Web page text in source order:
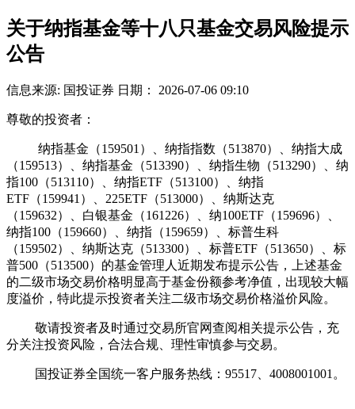
关于纳指基金等十八只基金交易风险提示
公告
信息来源: 国投证券 日期： 2026-07-06 09:10
尊敬的投资者：
纳指基金（159501）、纳指指数（513870）、纳指大成
（159513）、纳指基金（513390）、纳指生物（513290）、纳
指100（513110）、纳指ETF（513100）、纳指
ETF（159941）、225ETF（513000）、纳斯达克
（159632）、白银基金（161226）、纳100ETF（159696）、
纳指100（159660）、纳指（159659）、标普生科
（159502）、纳斯达克（513300）、标普ETF（513650）、标
普500（513500）的基金管理人近期发布提示公告，上述基金
的二级市场交易价格明显高于基金份额参考净值，出现较大幅
度溢价，特此提示投资者关注二级市场交易价格溢价风险。
敬请投资者及时通过交易所官网查阅相关提示公告，充
分关注投资风险，合法合规、理性审慎参与交易。
国投证券全国统一客户服务热线：95517、4008001001。